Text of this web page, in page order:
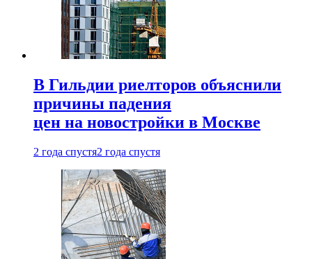
В Гильдии риелторов объяснили
причины падения
цен на новостройки в Москве
2 года спустя2 года спустя